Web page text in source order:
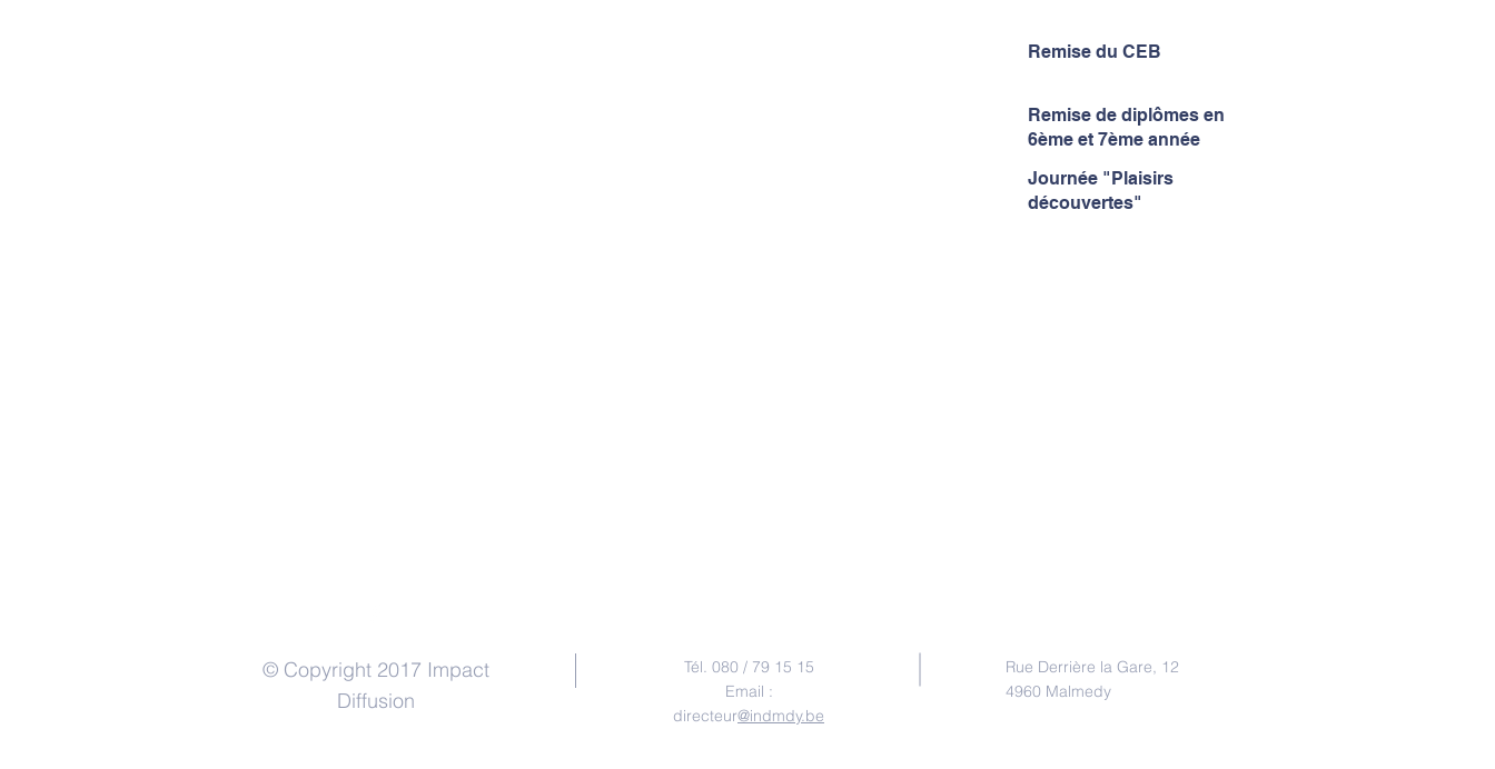
Remise du CEB
Remise de diplômes en
6ème et 7ème année
Journée "Plaisirs
découvertes"
© Copyright 2017 Impact
Diffusion
Tél. 080 / 79 15 15
Email :
directeur@indmdy.be
Rue Derrière la Gare, 12
4960 Malmedy